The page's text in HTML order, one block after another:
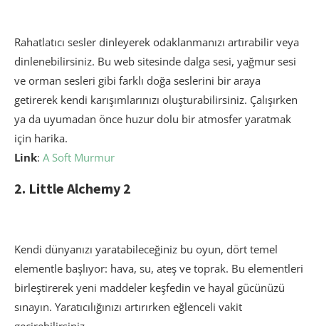
Rahatlatıcı sesler dinleyerek odaklanmanızı artırabilir veya
dinlenebilirsiniz. Bu web sitesinde dalga sesi, yağmur sesi
ve orman sesleri gibi farklı doğa seslerini bir araya
getirerek kendi karışımlarınızı oluşturabilirsiniz. Çalışırken
ya da uyumadan önce huzur dolu bir atmosfer yaratmak
için harika.
Link: A Soft Murmur
2. Little Alchemy 2
Kendi dünyanızı yaratabileceğiniz bu oyun, dört temel
elementle başlıyor: hava, su, ateş ve toprak. Bu elementleri
birleştirerek yeni maddeler keşfedin ve hayal gücünüzü
sınayın. Yaratıcılığınızı artırırken eğlenceli vakit